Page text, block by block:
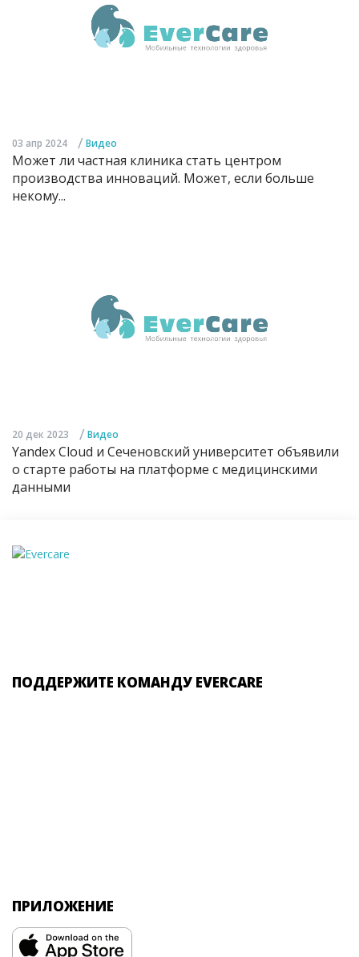
03 апр 2024 / Видео
Может ли частная клиника стать центром
производства инноваций. Может, если больше
некому...
20 дек 2023 / Видео
Yandex Cloud и Сеченовский университет объявили
о старте работы на платформе с медицинскими
данными
ПОДДЕРЖИТЕ КОМАНДУ EVERCARE
ПРИЛОЖЕНИЕ